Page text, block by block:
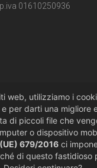
01610250936
· Condizioni di Vendita
web, utilizziamo i
per darti una migliore
di piccoli file che
o dispositivo
679/2016 ci
di questo fastidioso